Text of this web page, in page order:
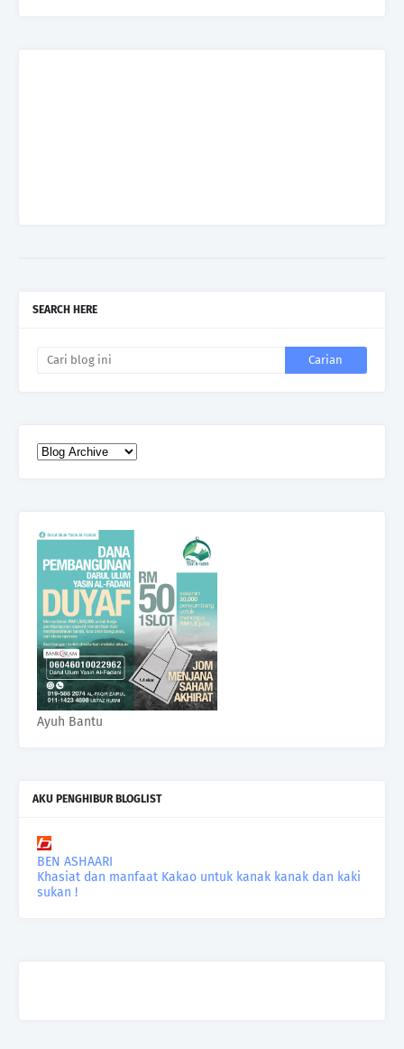
SEARCH HERE
Ayuh Bantu
AKU PENGHIBUR BLOGLIST
BEN ASHAARI
Khasiat dan manfaat Kakao untuk kanak kanak dan kaki
sukan !